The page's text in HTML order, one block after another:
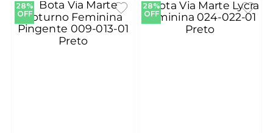
28%
OFF
28%
OFF